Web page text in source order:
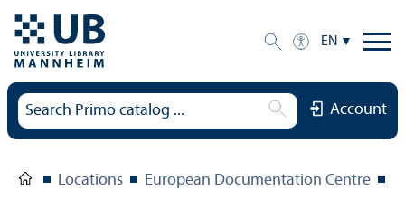
EN
Account
Locations European Documentation Centre